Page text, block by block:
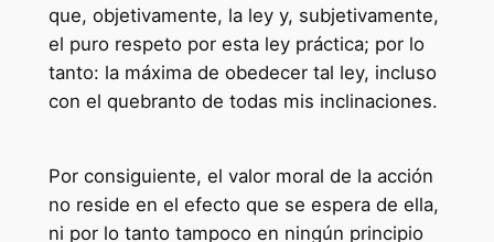
que, objetivamente, la ley y, subjetivamente,
el puro respeto por esta ley práctica; por lo
tanto: la máxima de obedecer tal ley, incluso
con el quebranto de todas mis inclinaciones.
Por consiguiente, el valor moral de la acción
no reside en el efecto que se espera de ella,
ni por lo tanto tampoco en ningún principio